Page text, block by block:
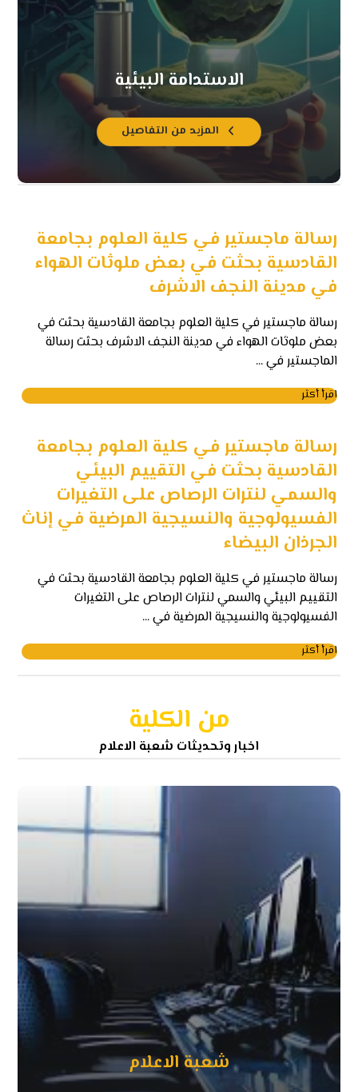
الاستدامة البيئية
المزيد من التفاصيل
رسالة ماجستير في كلية العلوم بجامعة
القادسية بحثت في بعض ملوثات الهواء
في مدينة النجف الاشرف
رسالة ماجستير في كلية العلوم بجامعة القادسية بحثت في
بعض ملوثات الهواء في مدينة النجف الاشرف بحثت رسالة
الماجستير في ...
اقرأ أكثر
رسالة ماجستير في كلية العلوم بجامعة
القادسية بحثت في التقييم البيئي
والسمي لنترات الرصاص على التغيرات
الفسيولوجية والنسيجية المرضية في إناث
الجرذان البيضاء
رسالة ماجستير في كلية العلوم بجامعة القادسية بحثت في
التقييم البيئي والسمي لنترات الرصاص على التغيرات
الفسيولوجية والنسيجية المرضية في ...
اقرأ أكثر
من الكلية
اخبار وتحديثات شعبة الاعلام
شعبة الاعلام